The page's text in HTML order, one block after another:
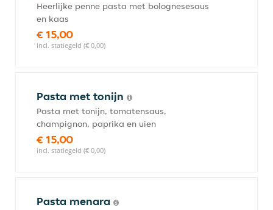
Heerlijke penne pasta met bolognesesaus
en kaas
€ 15,00
incl. statiegeld (€ 0,00)
Pasta met tonijn
Pasta met tonijn, tomatensaus,
champignon, paprika en uien
€ 15,00
incl. statiegeld (€ 0,00)
Pasta menara